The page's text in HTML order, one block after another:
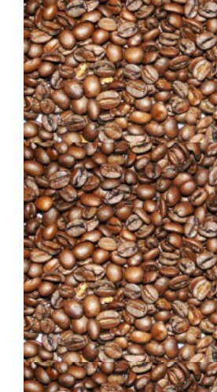
MÉLANGE HUNNIQUE
ÉTHIOPIEN NOIR